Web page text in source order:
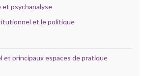
psychanalyse
et le politique
et principaux espaces de pratique